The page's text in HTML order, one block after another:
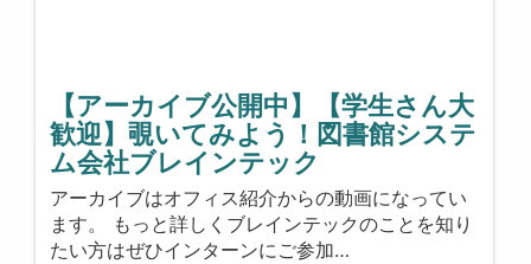
【アーカイブ公開中】【学生さん大
歓迎】覗いてみよう！図書館システ
ム会社ブレインテック
アーカイブはオフィス紹介からの動画になってい
ます。 もっと詳しくブレインテックのことを知り
たい方はぜひインターンにご参加…